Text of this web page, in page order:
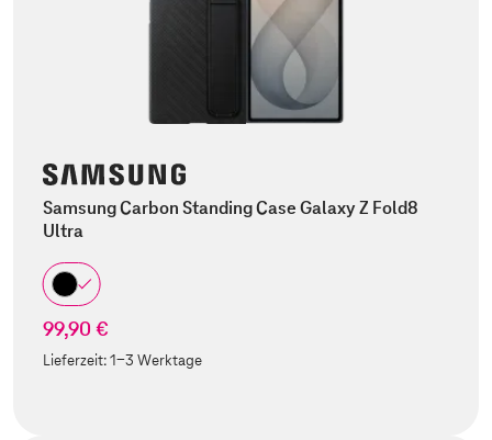
Samsung Carbon Standing Case Galaxy Z Fold8
Ultra
99,90 €
Lieferzeit:1-3 Werktage